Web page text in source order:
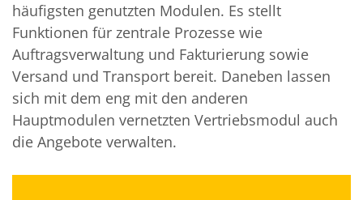
häufigsten genutzten Modulen. Es stellt
Funktionen für zentrale Prozesse wie
Auftragsverwaltung und Fakturierung sowie
Versand und Transport bereit. Daneben lassen
sich mit dem eng mit den anderen
Hauptmodulen vernetzten Vertriebsmodul auch
die Angebote verwalten.